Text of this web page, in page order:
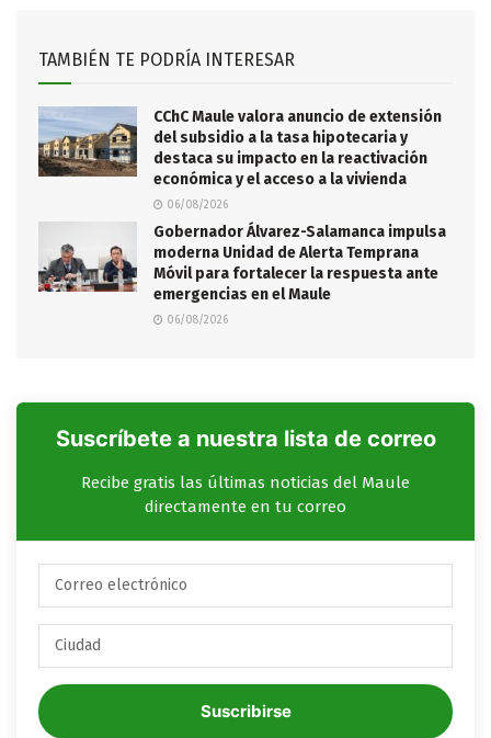
TAMBIÉN TE PODRÍA INTERESAR
CChC Maule valora anuncio de extensión
del subsidio a la tasa hipotecaria y
destaca su impacto en la reactivación
económica y el acceso a la vivienda
06/08/2026
Gobernador Álvarez-Salamanca impulsa
moderna Unidad de Alerta Temprana
Móvil para fortalecer la respuesta ante
emergencias en el Maule
06/08/2026
Suscríbete a nuestra lista de correo
Recibe gratis las últimas noticias del Maule
directamente en tu correo
Suscribirse